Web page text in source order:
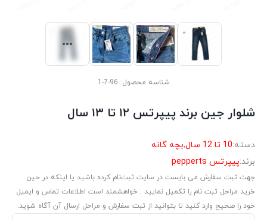
شناسه محصول: 96-7-1
شلوار جین برند پیپرتس ۱۲ تا ۱۳ سال
دسته:10 تا 12 سال ,بچه گانه
برند:پیپرتس pepperts
جهت ثبت سفارش می بایست در سایت ثبت‌نام کرده باشید یا اینکه در حین
خرید مراحل ثبت نام را تکمیل نمایید . خواهشمند است اطلاعات تماس و ایمیل
خود را صحیح وارد کنید تا بتوانید از ثبت سفارش و مراحل ارسال آن آگاه شوید.